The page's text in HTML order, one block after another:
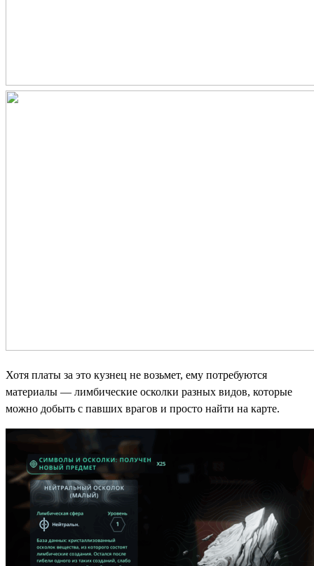
Хотя платы за это кузнец не возьмет, ему потребуются
материалы — лимбические осколки разных видов, которые
можно добыть с павших врагов и просто найти на карте.